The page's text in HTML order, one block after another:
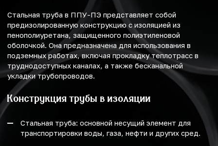
Стальная труба в ППУ-ПЭ представляет собой
предизолированную конструкцию с изоляцией из
пенополиуретана, защищенного полиэтиленовой
оболочкой. Она предназначена для использования в
подземных работах, включая прокладку теплотрасс в
труднодоступных каналах, а также бесканальной
укладки трубопроводов.
Конструкция трубы в изоляции
Стальная труба: основной несущий элемент для
транспортировки воды, газа, нефти и других сред.